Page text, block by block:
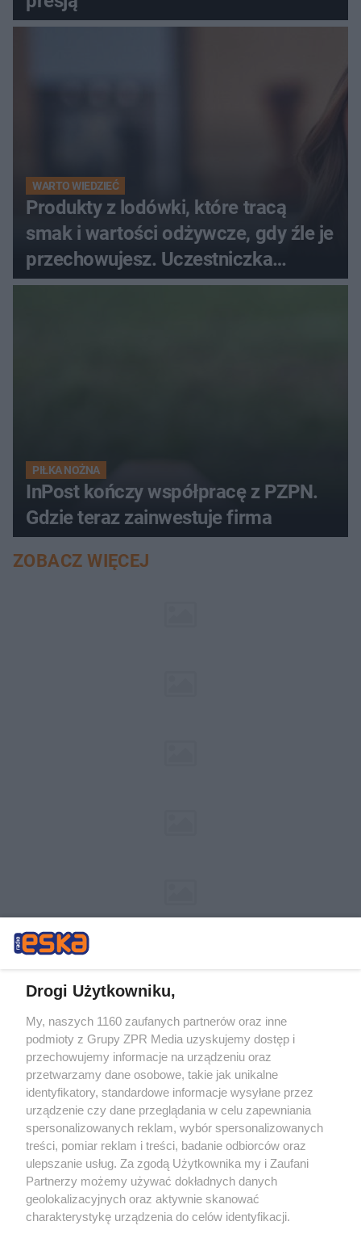
WARTO WIEDZIEĆ
Produkty z lodówki, które tracą
smak i wartości odżywcze, gdy źle je
przechowujesz. Uczestniczka
"MasterChefa"
PIŁKA NOŻNA
InPost kończy współpracę z PZPN.
Gdzie teraz zainwestuje firma
ZOBACZ WIĘCEJ
Żaden utwór zamieszczony w serwisie nie może być powielany i
rozpowszechniany lub dalej rozpowszechniany w jakikolwiek sposób (w
tym także elektroniczny lub mechaniczny) na jakimkolwiek polu
eksploatacji w jakiejkolwiek formie, włącznie z umieszczaniem w
Internecie bez pisemnej zgody właściciela praw. Jakiekolwiek użycie lub
wykorzystanie utworów w całości lub w części z naruszeniem prawa,
tzn. bez właściwej zgody, jest zabronione pod groźbą kary i może być
ścigane prawnie.
Drogi Użytkowniku,
My, naszych 1160 zaufanych partnerów oraz inne
podmioty z Grupy ZPR Media uzyskujemy dostęp i
przechowujemy informacje na urządzeniu oraz
przetwarzamy dane osobowe, takie jak unikalne
identyfikatory, standardowe informacje wysyłane przez
urządzenie czy dane przeglądania w celu zapewniania
spersonalizowanych reklam, wybór spersonalizowanych
treści, pomiar reklam i treści, badanie odbiorców oraz
ulepszanie usług. Za zgodą Użytkownika my i Zaufani
Partnerzy możemy używać dokładnych danych
geolokalizacyjnych oraz aktywnie skanować
charakterystykę urządzenia do celów identyfikacji.